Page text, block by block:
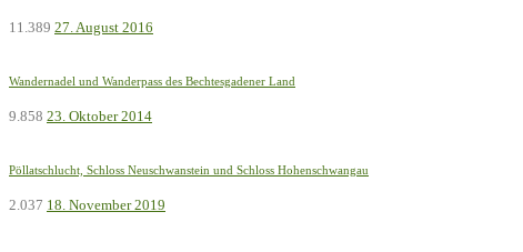
11.389 27. August 2016
Wandernadel und Wanderpass des Bechtesgadener Land
9.858 23. Oktober 2014
Pöllatschlucht, Schloss Neuschwanstein und Schloss Hohenschwangau
2.037 18. November 2019